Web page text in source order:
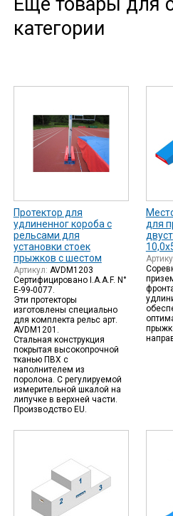
категории
Протектор для
удлиненног короба с
рельсами для
установки стоек
прыжков с шестом
Артикул: AVDM1203
Сертифицировано I.A.A.F. N°
E-99-0077.
Эти протекторы
изготовлены специально
для комплекта рельс арт.
AVDM1201.
Стальная конструкция
покрытая высокопрочной
тканью ПВХ с
наполнителем из
поролона. С регулируемой
измерительной шкалой на
липучке в верхней части.
Производство EU.
для